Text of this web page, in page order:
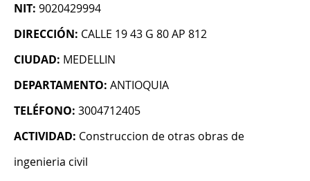
NIT: 9020429994
DIRECCIÓN: CALLE 19 43 G 80 AP 812
CIUDAD: MEDELLIN
DEPARTAMENTO: ANTIOQUIA
TELÉFONO: 3004712405
ACTIVIDAD: Construccion de otras obras de
ingenieria civil